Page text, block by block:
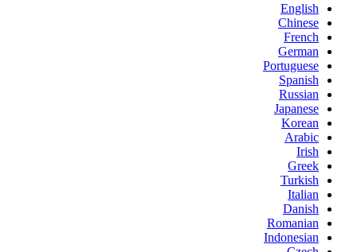
English
Chinese
French
German
Portuguese
Spanish
Russian
Japanese
Korean
Arabic
Irish
Greek
Turkish
Italian
Danish
Romanian
Indonesian